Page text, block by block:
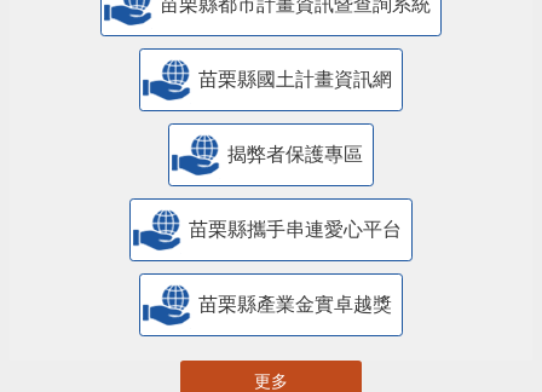
苗栗縣都市計畫資訊暨查詢系統
苗栗縣國土計畫資訊網
揭弊者保護專區
苗栗縣攜手串連愛心平台
苗栗縣產業金實卓越獎
更多